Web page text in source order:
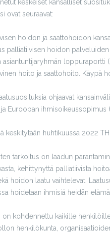
keskeiset kansalliset
ovat seuraavat:
hoidon ja saattohoidon
palliatiivisen hoidon
asiantuntijaryhmän loppuraportti
hoito ja saattohoito. Käypä
ohjaavat
ja Euroopan ihmisoikeussopimus
keskitytään huhtikuussa 2022
tarkoitus on laadun
kehittynyttä palliatiivista
hoidon laatu vaihtelevat.
hoidetaan ihmisiä heidän
on kohdennettu kaikille
henkilökunta,